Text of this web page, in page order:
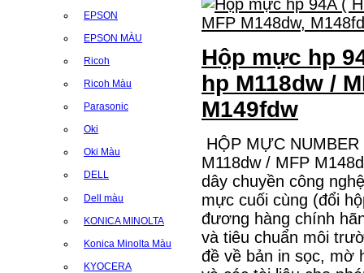
EPSON
EPSON MÀU
Ricoh
Ricoh Màu
Parasonic
Oki
Oki Màu
DELL
Dell màu
KONICA MINOLTA
Konica Minolta Màu
KYOCERA
Hộp mực hp
hp M118dw /
M149fdw
HỘP MỰC
M118dw / MFP
dây chuyền công
mực cuối cùng (đổi
đương hàng chính
và tiêu chuẩn môi
đề về bản in sọc, mờ